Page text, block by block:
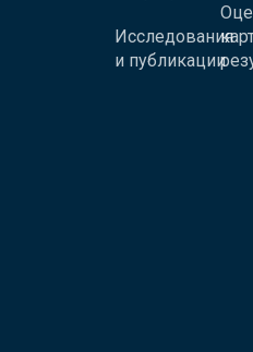
Исследования
и публикации